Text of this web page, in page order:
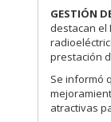
GESTIÓN
destacan el
prestación
Se informó
atractivas